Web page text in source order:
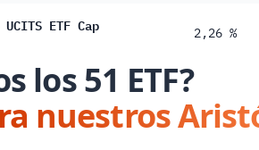
ETF Cap 2,26 %
los 51 ETF?
nuestros